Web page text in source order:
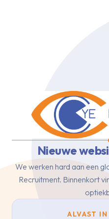
Nieuwe
We werken hard aan een
Recruitment. Binnenkort
ALVAST